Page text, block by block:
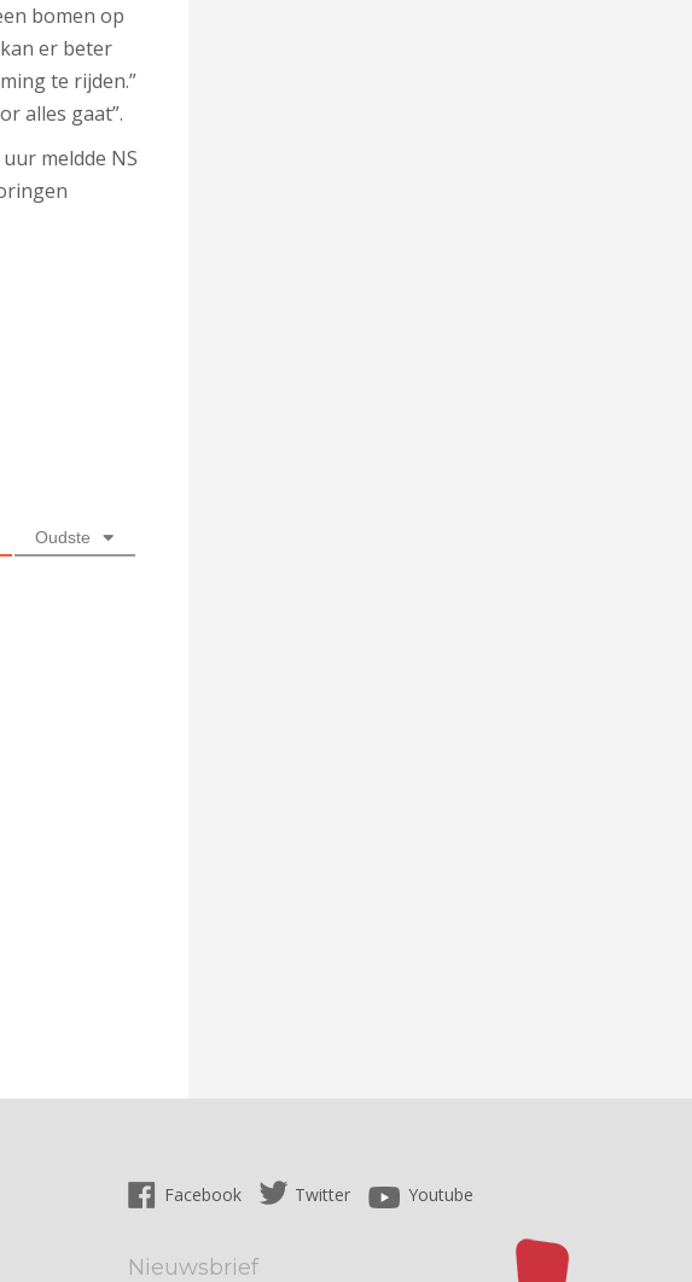
bomen op
er beter
te rijden.”
alles gaat”.
meldde NS
Oudste
Facebook Twitter Youtube
Nieuwsbrief